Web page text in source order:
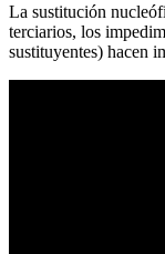
La sustitución
terciarios, los
sustituyentes) hacen